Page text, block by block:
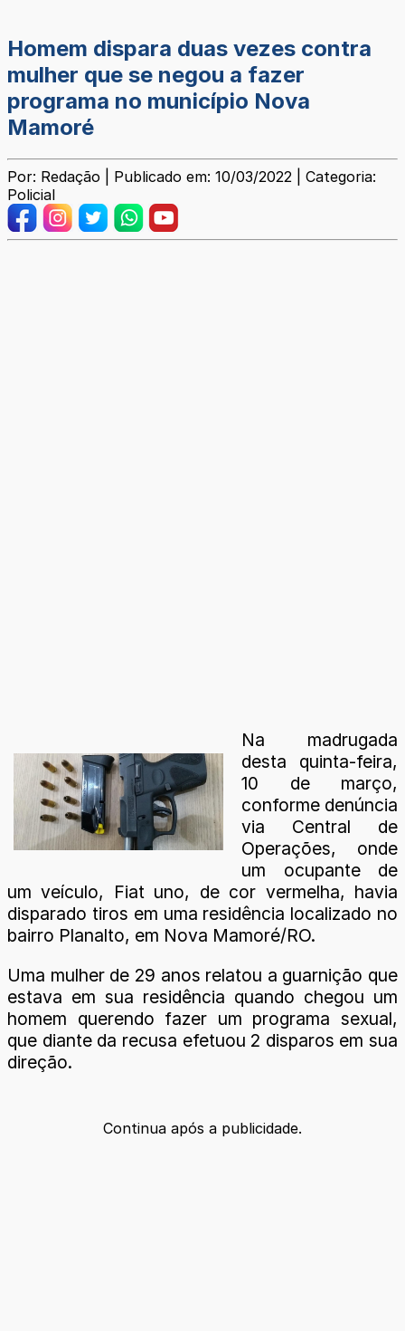
Homem dispara duas vezes contra
mulher que se negou a fazer
programa no município Nova
Mamoré
Por: Redação | Publicado em: 10/03/2022 | Categoria:
Policial
Na madrugada
desta quinta-feira,
10 de março,
conforme denúncia
via Central de
Operações, onde
um ocupante de
um veículo, Fiat uno, de cor vermelha, havia
disparado tiros em uma residência localizado no
bairro Planalto, em Nova Mamoré/RO.
Uma mulher de 29 anos relatou a guarnição que
estava em sua residência quando chegou um
homem querendo fazer um programa sexual,
que diante da recusa efetuou 2 disparos em sua
direção.
Continua após a publicidade.